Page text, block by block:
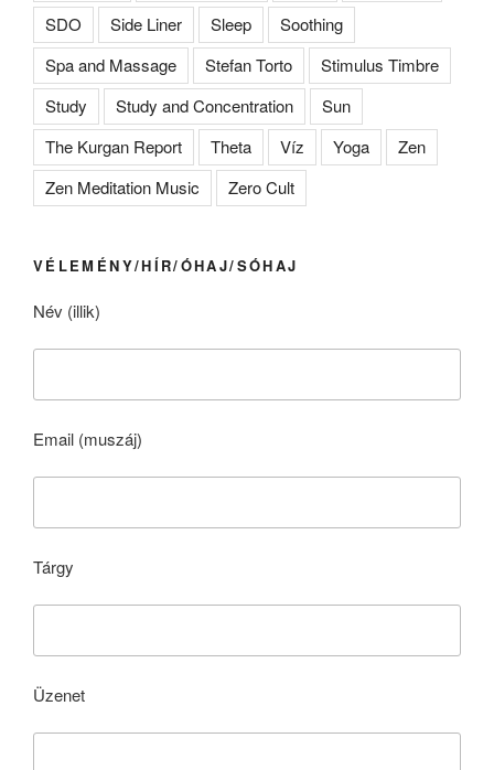
SDO Side Liner Sleep
Soothing
Spa and Massage
Stefan Torto
Stimulus Timbre
Study
Study and Concentration
Sun
The Kurgan Report
Theta Víz Yoga
Zen
Zen Meditation Music
Zero Cult
VÉLEMÉNY/HÍR/ÓHAJ/SÓHAJ
Név (illik)
Email (muszáj)
Tárgy
Üzenet